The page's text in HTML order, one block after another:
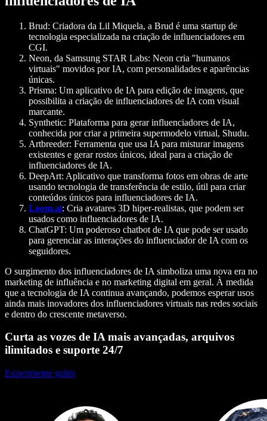
Brud: Criadora da Lil Miquela, a Brud é uma startup de
tecnologia especializada na criação de influenciadores em
CGI.
Neon, da Samsung STAR Labs: Neon cria "humanos
virtuais" movidos por IA, com personalidades e aparências
únicas.
Prisma: Um aplicativo de IA para edição de imagens, que
possibilita a criação de influenciadores de IA com visual
marcante.
Synthetic: Plataforma para gerar influenciadores de IA,
conhecida por criar a primeira supermodelo virtual, Shudu.
Artbreeder: Ferramenta que usa IA para misturar imagens
existentes e gerar rostos únicos, ideal para a criação de
influenciadores de IA.
DeepArt: Aplicativo que transforma fotos em obras de arte
usando tecnologia de transferência de estilo, útil para criar
conteúdos únicos para influenciadores de IA.
Loom.ai: Cria avatares 3D hiper-realistas, que podem ser
usados como influenciadores de IA.
ChatGPT: Um poderoso chatbot de IA que pode ser usado
para gerenciar as interações do influenciador de IA com os
seguidores.
O surgimento dos influenciadores de IA simboliza uma nova era no
marketing de influência e no marketing digital em geral. À medida
que a tecnologia de IA continua avançando, podemos esperar usos
ainda mais inovadores dos influenciadores virtuais nas redes sociais
e dentro do crescente metaverso.
Curta as vozes de IA mais avançadas, arquivos
ilimitados e suporte 24/7
Experimente grátis